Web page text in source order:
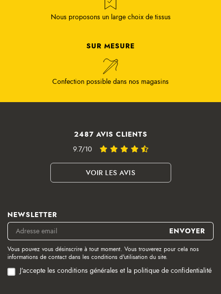
Nous proposons un large choix de tissus
SUR MESURE
Confection possible dans nos magasins
2487 AVIS CLIENTS
9.7/10
VOIR LES AVIS
NEWSLETTER
Vous pouvez vous désinscrire à tout moment. Vous trouverez pour cela nos
informations de contact dans les conditions d'utilisation du site.
J'accepte les conditions générales et la politique de confidentialité